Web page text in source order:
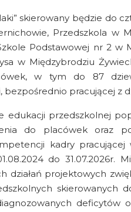
skierowany będzie do
Przedszkola w
Podstawowej nr 2 w
w Międzybrodziu
w tym do 87
bezpośrednio pracującej z
przedszkolnej
do placówek oraz
kadry pracującej
do 31.07.2026r.
działań projektowych
skierowanych
deficytów